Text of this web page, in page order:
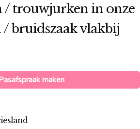
/ trouwjurken in onze
bruidszaak vlakbij
maken